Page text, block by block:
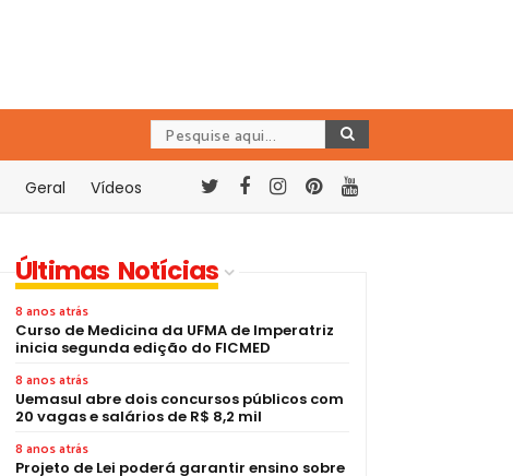
Geral Vídeos
Últimas Notícias
8 anos atrás
Curso de Medicina da UFMA de Imperatriz
inicia segunda edição do FICMED
8 anos atrás
Uemasul abre dois concursos públicos com
20 vagas e salários de R$ 8,2 mil
8 anos atrás
Projeto de Lei poderá garantir ensino sobre